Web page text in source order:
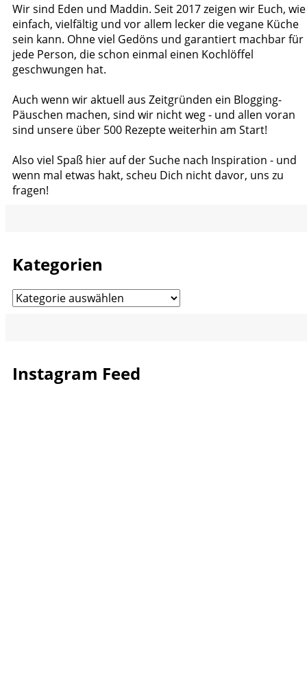
Wir sind Eden und Maddin. Seit 2017 zeigen wir Euch, wie
einfach, vielfältig und vor allem lecker die vegane Küche
sein kann. Ohne viel Gedöns und garantiert machbar für
jede Person, die schon einmal einen Kochlöffel
geschwungen hat.
Auch wenn wir aktuell aus Zeitgründen ein Blogging-
Päuschen machen, sind wir nicht weg - und allen voran
sind unsere über 500 Rezepte weiterhin am Start!
Also viel Spaß hier auf der Suche nach Inspiration - und
wenn mal etwas hakt, scheu Dich nicht davor, uns zu
fragen!
Kategorien
Kategorien
Instagram Feed